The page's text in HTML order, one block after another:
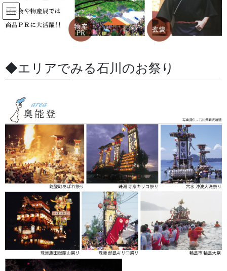
コ
ン
テ
移
動
ナ
ビ
ゲ
ン
に
すべての記事
すべての記事 お祭用品・品目
お祭備品と豆知識
2023/06/19 / 最終更新日 :
お祭備品と豆知識
白木胡座（あぐら）
◆エリアでみる石川のお祭り